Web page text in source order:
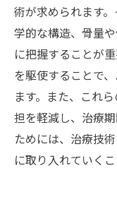
術が求められます
学的な構造、骨量
に把握することが
を駆使することで
ます。また、これ
担を軽減し、治療
ためには、治療技
に取り入れていく